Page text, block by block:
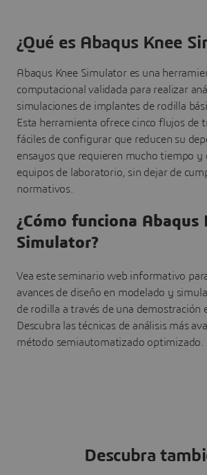
¿Qué es Abaqus Knee
Abaqus Knee Simulator es una
computacional validada para realizar
simulaciones de implantes de rodilla
Esta herramienta ofrece cinco flujos de
fáciles de configurar que reducen su
ensayos que requieren mucho tiempo y
equipos de laboratorio, sin dejar de
normativos.
¿Cómo funciona Abaqus
Simulator?
Vea este seminario web informativo
avances de diseño en modelado y
de rodilla a través de una demostración
Descubra las técnicas de análisis más
método semiautomatizado optimizado.
Descubra